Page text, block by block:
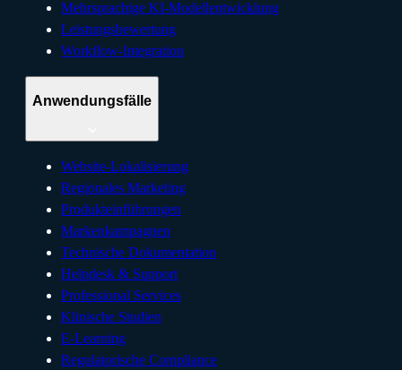
Mehrsprachige KI-Modellentwicklung
Leistungsbewertung
Workflow-Integration
Anwendungsfälle
Website-Lokalisierung
Regionales Marketing
Produkteinführungen
Markenkampagnen
Technische Dokumentation
Helpdesk & Support
Professional Services
Klinische Studien
E-Learning
Regulatorische Compliance